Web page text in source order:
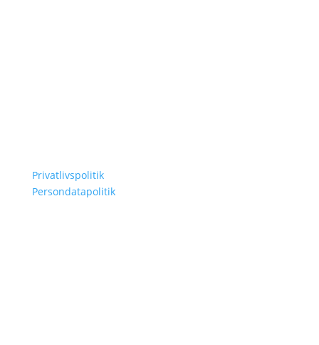
Privatlivspolitik
Persondatapolitik